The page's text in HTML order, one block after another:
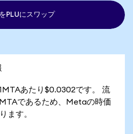
PLUにスワップ
あたり$0.0302です。 流
であるため、Metaの時価
ます。